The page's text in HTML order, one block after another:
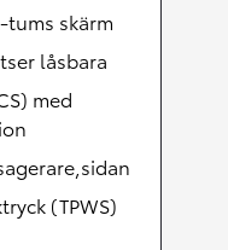
skärm
låsbara
med
(TPWS)